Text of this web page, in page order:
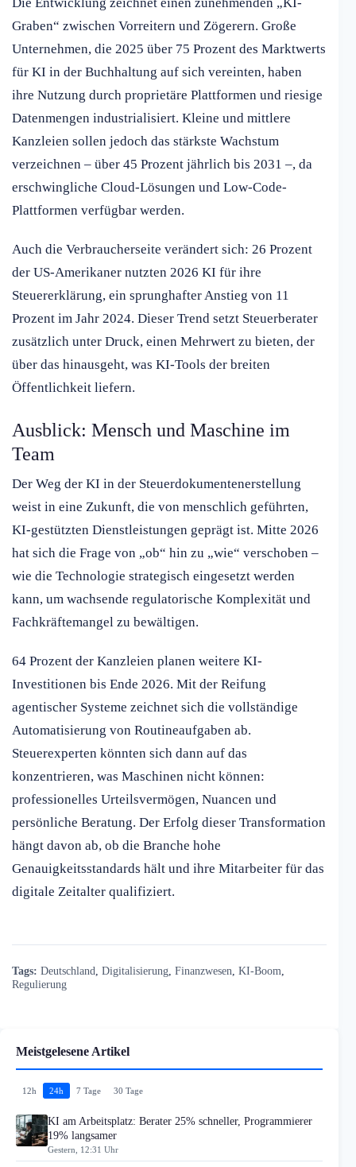
Graben“ zwischen Vorreitern und Zögerern. Große
Unternehmen, die 2025 über 75 Prozent des Marktwerts
für KI in der Buchhaltung auf sich vereinten, haben
ihre Nutzung durch proprietäre Plattformen und riesige
Datenmengen industrialisiert. Kleine und mittlere
Kanzleien sollen jedoch das stärkste Wachstum
verzeichnen – über 45 Prozent jährlich bis 2031 –, da
erschwingliche Cloud-Lösungen und Low-Code-
Plattformen verfügbar werden.
Auch die Verbraucherseite verändert sich: 26 Prozent
der US-Amerikaner nutzten 2026 KI für ihre
Steuererklärung, ein sprunghafter Anstieg von 11
Prozent im Jahr 2024. Dieser Trend setzt Steuerberater
zusätzlich unter Druck, einen Mehrwert zu bieten, der
über das hinausgeht, was KI-Tools der breiten
Öffentlichkeit liefern.
Ausblick: Mensch und Maschine im
Team
Der Weg der KI in der Steuerdokumentenerstellung
weist in eine Zukunft, die von menschlich geführten,
KI-gestützten Dienstleistungen geprägt ist. Mitte 2026
hat sich die Frage von „ob“ hin zu „wie“ verschoben –
wie die Technologie strategisch eingesetzt werden
kann, um wachsende regulatorische Komplexität und
Fachkräftemangel zu bewältigen.
64 Prozent der Kanzleien planen weitere KI-
Investitionen bis Ende 2026. Mit der Reifung
agentischer Systeme zeichnet sich die vollständige
Automatisierung von Routineaufgaben ab.
Steuerexperten könnten sich dann auf das
konzentrieren, was Maschinen nicht können:
professionelles Urteilsvermögen, Nuancen und
persönliche Beratung. Der Erfolg dieser Transformation
hängt davon ab, ob die Branche hohe
Genauigkeitsstandards hält und ihre Mitarbeiter für das
digitale Zeitalter qualifiziert.
Tags: Deutschland Digitalisierung Finanzwesen KI-Boom
Regulierung
Meistgelesene Artikel
12h 24h 7 Tage 30 Tage
KI am Arbeitsplatz: Berater 25% schneller, Programmierer
19% langsamer
Gestern, 12:31 Uhr